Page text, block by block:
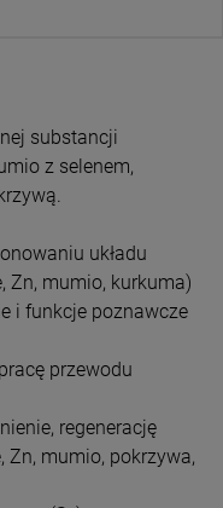
substancji
z selenem,
układu
Zn, mumio, kurkuma)
i funkcje poznawcze
przewodu
regenerację
Zn, mumio, pokrzywa,